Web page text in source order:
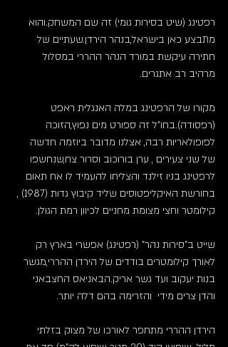
רפטינג (שיט בסירות גומי) זה שם המשחק.והוא
מתבצע כאן בישראל,בנהר הירדן.שעתיים של
חתירה עיקשת במורד הנהר ההררי במסלול
מרהיב רב אתגרים.
מקורו של הרפטינג במלה האנגלית ראפט
(רפסודה).בחו"ל זה ספורט מים נפוץ,הזוכה
לפופולאריות רבה, אצלנו מדובר ביוזמה חדשה
של שני צעירים , ערן בורוכוב וסרור צח,שנחשפו
לרפטינג בניו זילנד והצליחו להעמיד לו אח תאום
בחורשת האיקליפטוסים שליד קיבוץ גדות (1987) ,
קילומטר וחצי מצומת מחניים לכיוון רמת הגולן.
שייט ב"סירות נהר" (רפטינג) אפשרי בארץ רק
לאורך קילומטרים בודדים של הירדן ההררי,מגשר
בנות יעקוב ועד גשר אריק.הבאניאס החצבאני
והדן צרים מידי  והזרימה בהם דלה יותר.
הירדן ההררי מתחפר לאורכו של מצוק בזלתי